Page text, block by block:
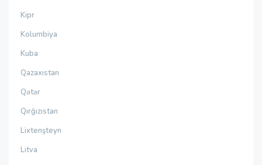
Kipr
Kolumbiya
Kuba
Qazaxıstan
Qətər
Qırğızıstan
Lixtenşteyn
Litva